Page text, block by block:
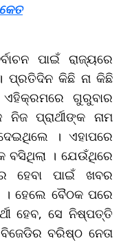
ପାଇଁ ରାଜ୍ୟରେ
ପ୍ରତିଦିନ କିଛି ନା କିଛି
ଗୁରୁବାର
ପ୍ରାର୍ଥୀଙ୍କ ନାମ
। ଏହାପରେ
ବସିଥିଲା । ଯେଉଁଥିରେ
ହେବା ପାଇଁ ଖବର
। ହେଲେ ବୈଠକ ପରେ
ହେବ, ସେ ନିଷ୍ପତ୍ତି
ବରିଷ୍ଠ ନେତା